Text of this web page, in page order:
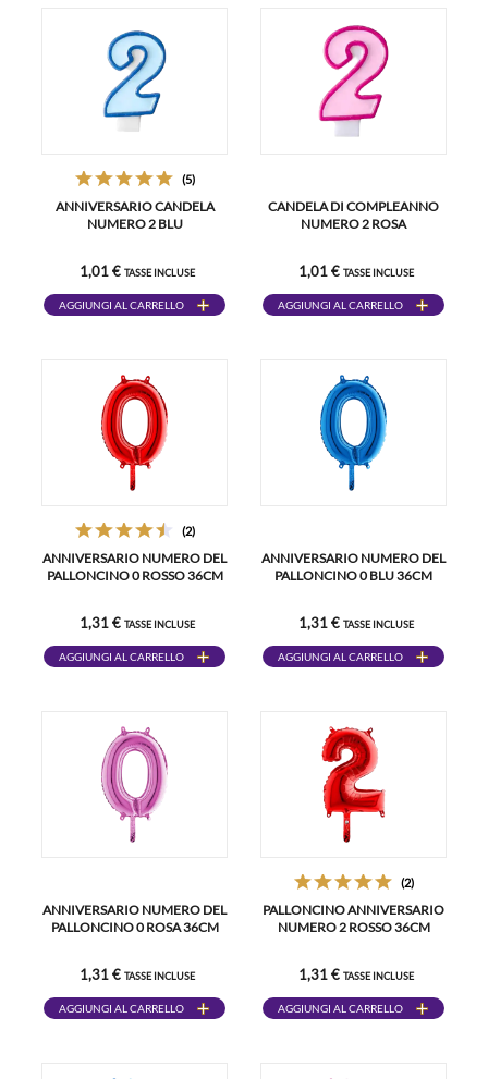
(5)
ANNIVERSARIO CANDELA
NUMERO 2 BLU
1,01 € TASSE INCLUSE
AGGIUNGI AL CARRELLO
CANDELA DI COMPLEANNO
NUMERO 2 ROSA
1,01 € TASSE INCLUSE
AGGIUNGI AL CARRELLO
(2)
ANNIVERSARIO NUMERO DEL
PALLONCINO 0 ROSSO 36CM
1,31 € TASSE INCLUSE
AGGIUNGI AL CARRELLO
ANNIVERSARIO NUMERO DEL
PALLONCINO 0 BLU 36CM
1,31 € TASSE INCLUSE
AGGIUNGI AL CARRELLO
ANNIVERSARIO NUMERO DEL
PALLONCINO 0 ROSA 36CM
1,31 € TASSE INCLUSE
AGGIUNGI AL CARRELLO
(2)
PALLONCINO ANNIVERSARIO
NUMERO 2 ROSSO 36CM
1,31 € TASSE INCLUSE
AGGIUNGI AL CARRELLO